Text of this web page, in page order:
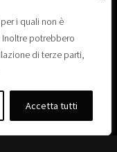
i quali non è
potrebbero
di terze parti,
Accetta tutti
APS
Nicolò (PD)
– Regione Veneto –
Nicolò – Iscrizione n. 77